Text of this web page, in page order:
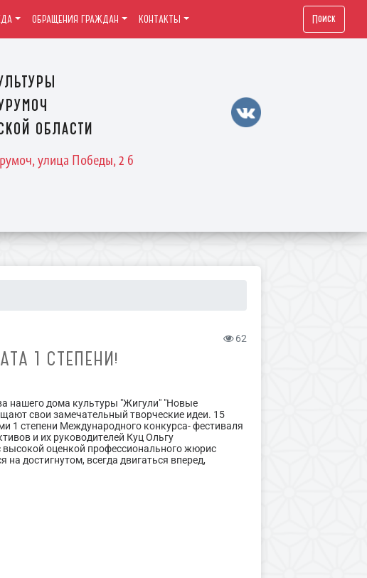
области
улица Победы, 2 б
ОБРАЩЕНИЯ ГРАЖДАН КОНТАКТЫ Поиск
62
1 СТЕПЕНИ!
нашего дома культуры "Жигули" "Новые
свои замечательный творческие идеи. 15
1 степени Международного конкурса- фестиваля
и их руководителей Куц Ольгу
оценкой профессионального жюрис
достигнутом, всегда двигаться вперед,